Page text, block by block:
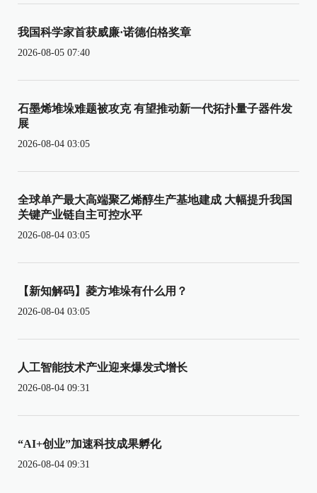
我国科学家首获威廉·诺德伯格奖章
2026-08-05 07:40
石墨烯堆垛难题被攻克 有望推动新一代拓扑量子器件发
展
2026-08-04 03:05
全球单产最大高端聚乙烯醇生产基地建成 大幅提升我国
关键产业链自主可控水平
2026-08-04 03:05
【新知解码】菱方堆垛有什么用？
2026-08-04 03:05
人工智能技术产业迎来爆发式增长
2026-08-04 09:31
“AI+创业”加速科技成果孵化
2026-08-04 09:31